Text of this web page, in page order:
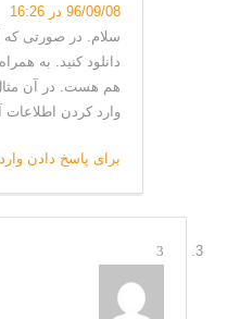
96/09/08 در 16:26
سلام. در صورتی که
دانلود کنید. به
هم هست. در آن
وارد کردن
برای پاسخ دادن
3